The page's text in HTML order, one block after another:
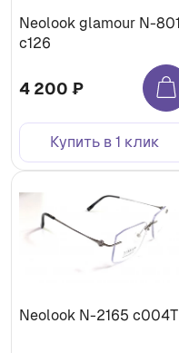
Neolook glamour N-8014
с126
4 200 ₽
Купить в 1 клик
Neolook N-2165 c004T